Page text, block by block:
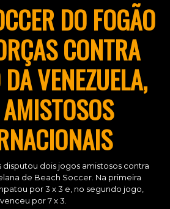
DO FOGÃO
CONTRA
VENEZUELA,
disputou dois jogos amistosos contra
de Beach Soccer. Na primeira
por 3 x 3 e, no segundo jogo,
venceu por 7 x 3.